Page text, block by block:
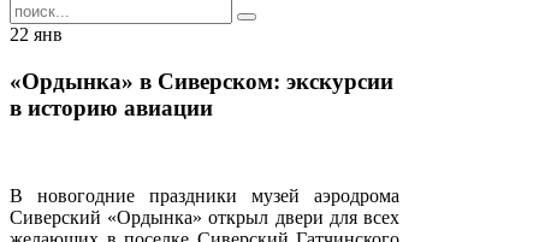
22 янв
«Ордынка» в Сиверском: экскурсии
в историю авиации
В новогодние праздники музей аэродрома
Сиверский «Ордынка» открыл двери для всех